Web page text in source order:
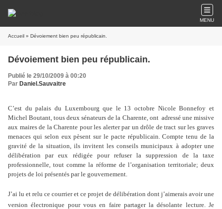
MENU
Accueil » Dévoiement bien peu républicain.
Dévoiement bien peu républicain.
Publié le 29/10/2009 à 00:20
Par Daniel.Sauvaitre
C’est du palais du Luxembourg que le 13 octobre Nicole Bonnefoy et
Michel Boutant, tous deux sénateurs de la Charente, ont adressé une missive
aux maires de la Charente pour les alerter par un drôle de tract sur les graves
menaces qui selon eux pèsent sur le pacte républicain. Compte tenu de la
gravité de la situation, ils invitent les conseils municipaux à adopter une
délibération par eux rédigée pour refuser la suppression de la taxe
professionnelle, tout comme la réforme de l’organisation territoriale; deux
projets de loi présentés par le gouvernement.
J’ai lu et relu ce courrier et ce projet de délibération dont j’aimerais avoir une
version électronique pour vous en faire partager la désolante lecture. Je